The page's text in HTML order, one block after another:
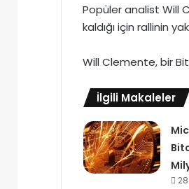
Popüler analist Will
kaldığı için rallinin
Will Clemente, bir
İlgili Makaleler